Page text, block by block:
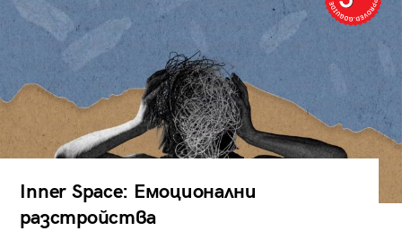
Inner Space: Емоционални
разстройства